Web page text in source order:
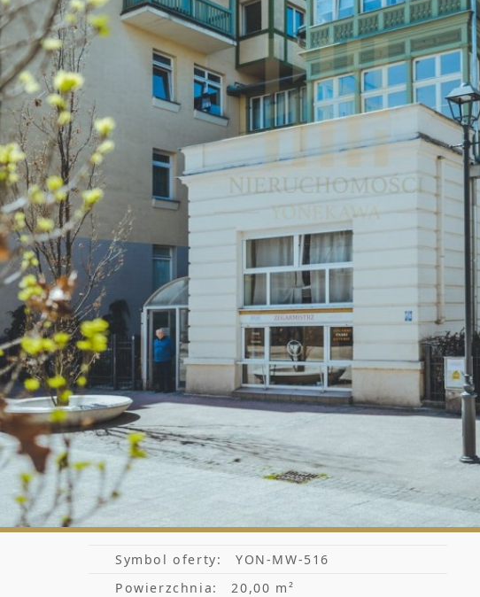
Symbol oferty:
YON-MW-516
Powierzchnia:
20,00 m²